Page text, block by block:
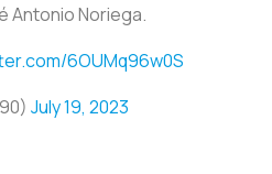
Antonio Noriega.
6OUMq96w0S
July 19, 2023